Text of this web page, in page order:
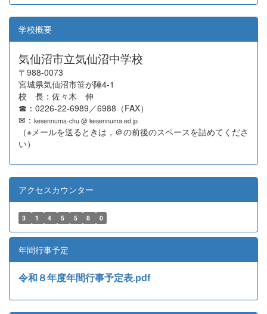
学校概要
気仙沼市立気仙沼中学校
〒988-0073
宮城県気仙沼市笹が陣4-1
校 長：佐々木 伸
☎：0226-22-6989／6988（FAX）
✉： kesennuma-chu @ kesennuma.ed.jp
（※メールを送るときは，＠の前後のスペースを詰めてくださ
い）
アクセスカウンター
3 1 4 5 5 8 0
年間行事予定
令和８年度年間行事予定表.pdf